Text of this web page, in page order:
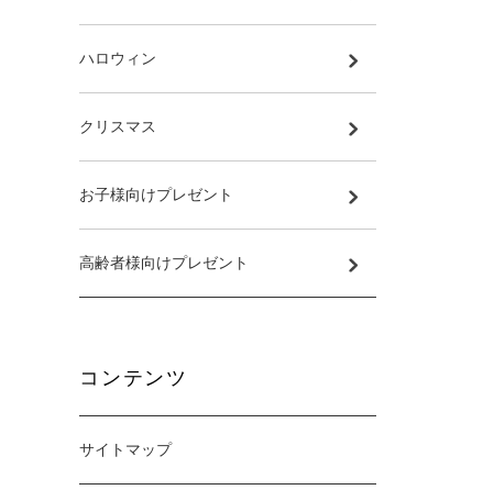
ハロウィン
クリスマス
お子様向けプレゼント
高齢者様向けプレゼント
コンテンツ
サイトマップ